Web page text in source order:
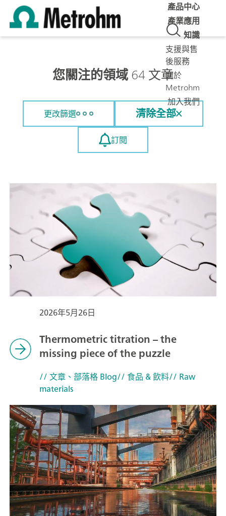
產品中心
產業應用
知識
支援與售
後服務
關於
Metrohm
加入我們
您關注的領域64 文章
更改篩選 清除全部
訂閱
2026年5月26日
Thermometric titration – the
missing piece of the puzzle
// 文章、部落格 Blog// 食品 & 飲料// Raw
materials